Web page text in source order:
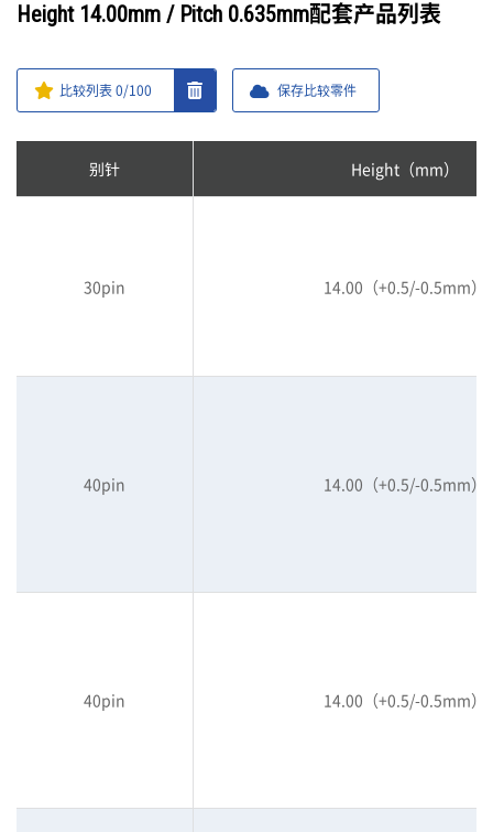
Height 14.00mm / Pitch 0.635mm配套产品列表
比较列表0/100 保存比较零件
别针 Height（mm）
30pin 14.00（+0.5/-0.5mm）
40pin 14.00（+0.5/-0.5mm）
40pin 14.00（+0.5/-0.5mm）